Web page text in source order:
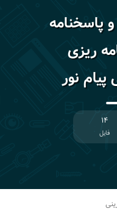
پاسخنامه
ریزی
پیام نور
۱۴
فایل